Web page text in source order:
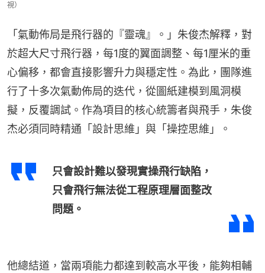
視）
「氣動佈局是飛行器的『靈魂』。」朱俊杰解釋，對
於超大尺寸飛行器，每1度的翼面調整、每1厘米的重
心偏移，都會直接影響升力與穩定性。為此，團隊進
行了十多次氣動佈局的迭代，從圖紙建模到風洞模
擬，反覆調試。作為項目的核心統籌者與飛手，朱俊
杰必須同時精通「設計思維」與「操控思維」。
只會設計難以發現實操飛行缺陷，
只會飛行無法從工程原理層面整改
問題。
他總結道，當兩項能力都達到較高水平後，能夠相輔